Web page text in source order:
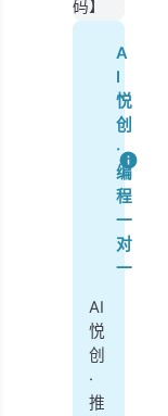
码】
A
I
悦
创
·
编
程
一
对
一
AI
悦
创
·
推